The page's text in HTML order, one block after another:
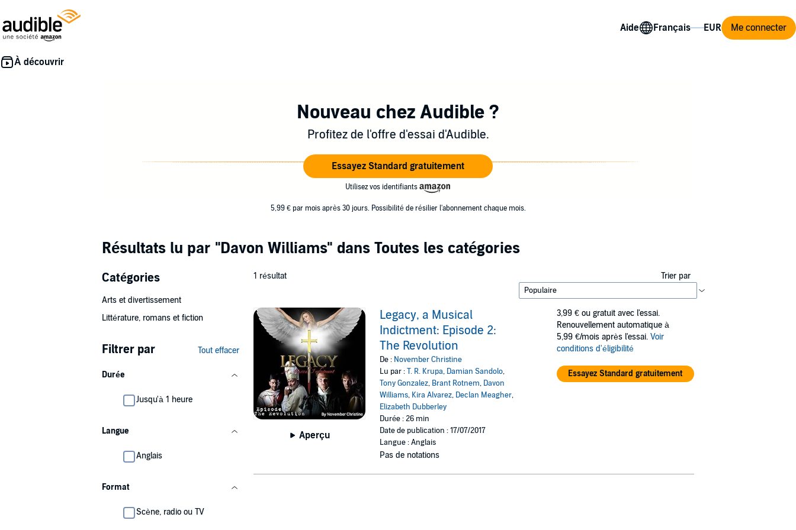
Aide Me connecter
Nouveau chez Audible ?
Profitez de l'offre d'essai d'Audible.
Essayez Standard gratuitement
Utilisez vos identifiants
5,99 € par mois après 30 jours. Possibilité de résilier l'abonnement chaque mois.
Résultats lu par "Davon Williams" dans Toutes les catégories
Catégories
Arts et divertissement
Littérature, romans et fiction
Filtrer par Tout effacer
Durée
Jusqu'à 1 heure
Langue
Anglais
Format
Scène, radio ou TV
1 résultat Trier par
Aperçu
Legacy, a Musical
Indictment: Episode 2:
The Revolution
De : November Christine
Lu par :T. R. Krupa, Damian Sandolo,
Tony Gonzalez, Brant Rotnem, Davon
Williams, Kira Alvarez, Declan Meagher,
Elizabeth Dubberley
Durée : 26 min
Date de publication : 17/07/2017
Langue : Anglais
Pas de notations
3,99 € ou gratuit avec l'essai.
Renouvellement automatique à
5,99 €/mois après l'essai. Voir
conditions d'éligibilité
Essayez Standard gratuitement